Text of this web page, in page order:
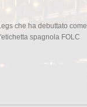
che ha debuttato come
spagnola FOLC
AGOSTO